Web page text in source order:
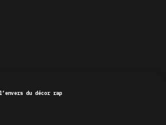
du décor rap